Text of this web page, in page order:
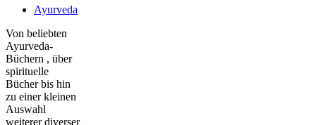
Ayurveda
Von beliebten
Ayurveda-
Büchern , über
spirituelle
Bücher bis hin
zu einer kleinen
Auswahl
weiterer diverser